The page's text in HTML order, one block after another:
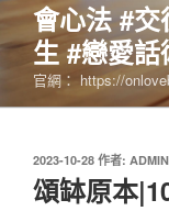
會心法 #
生 #戀愛
官網： https://
發
佈
於
2023-10-28 作者: ADMIN
頌缽原本